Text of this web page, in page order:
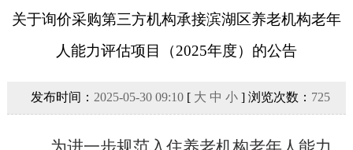
关于询价采购第三方机构承接滨湖区养老机构老年
人能力评估项目（2025年度）的公告
发布时间： 2025-05-30 09:10[ 大 中 小] 浏览次数： 725